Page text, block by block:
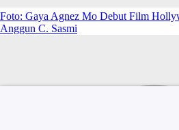
Foto: Gaya Agnez Mo Debut Film
Anggun C. Sasmi